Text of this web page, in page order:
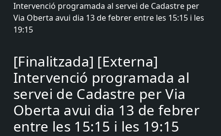
Intervenció programada al servei de Cadastre per
Via Oberta avui dia 13 de febrer entre les 15:15 i les
19:15
[Finalitzada] [Externa]
Intervenció programada al
servei de Cadastre per Via
Oberta avui dia 13 de febrer
entre les 15:15 i les 19:15